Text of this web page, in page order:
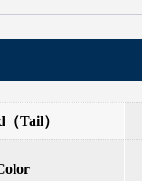
Tail）